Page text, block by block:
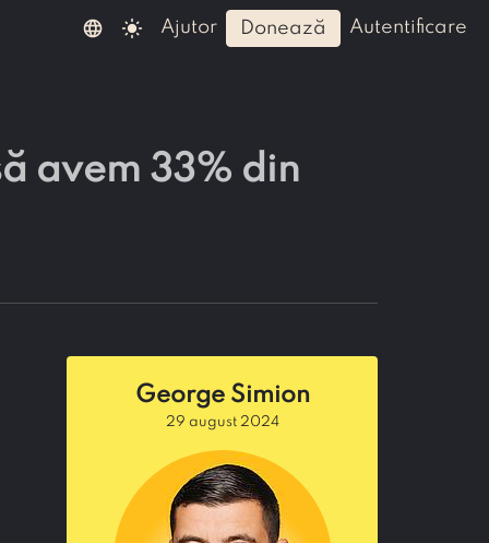
language light_mode ajutor donează autentificare
avem 33% din
George Simion
29 august 2024